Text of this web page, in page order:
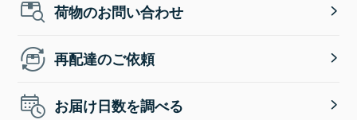
荷物のお問い合わせ
再配達のご依頼
お届け日数を調べる